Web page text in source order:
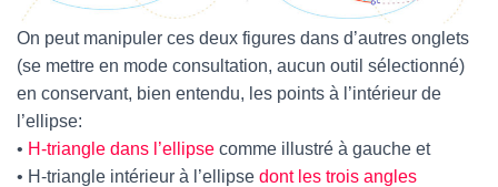
On peut manipuler ces deux figures dans d’autres onglets
(se mettre en mode consultation, aucun outil sélectionné)
en conservant, bien entendu, les points à l’intérieur de
l’ellipse:
• H-triangle dans l’ellipse comme illustré à gauche et
• H-triangle intérieur à l’ellipse dont les trois angles